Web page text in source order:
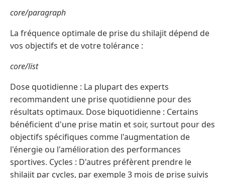
core/paragraph
La fréquence optimale de prise du shilajit dépend de
vos objectifs et de votre tolérance :
core/list
Dose quotidienne : La plupart des experts
recommandent une prise quotidienne pour des
résultats optimaux. Dose biquotidienne : Certains
bénéficient d'une prise matin et soir, surtout pour des
objectifs spécifiques comme l'augmentation de
l'énergie ou l'amélioration des performances
sportives. Cycles : D'autres préfèrent prendre le
shilajit par cycles, par exemple 3 mois de prise suivis